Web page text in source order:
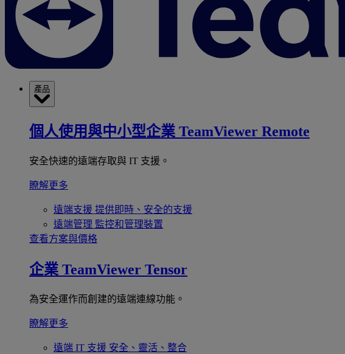
產品
個人使用與中小型企業 TeamViewer Remote
安全快速的遠端存取與 IT 支援。
瞭解更多
遠端支援 提供即時、安全的支援
遠端管理 監控和管理裝置
查看方案與價格
企業 TeamViewer Tensor
為安全運作而創建的遠端連線功能。
瞭解更多
遠端 IT 支援 安全、靈活、整合